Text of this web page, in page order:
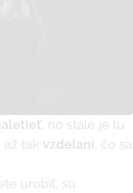
, no stále je tu
až tak vzdelaní , čo sa
urobiť, sú